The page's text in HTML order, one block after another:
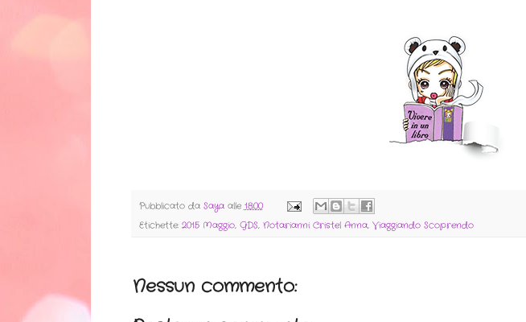
Pubblicato da Saya alle18:00
Etichette: 2015 Maggio, GDS, Notarianni Cristel Anna, Viaggiando Scoprendo
Nessun commento: